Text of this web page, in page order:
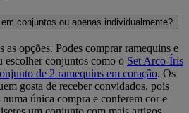
conjuntos ou apenas individualmente?
as opções. Podes comprar ramequins e
conjuntos como o Set Arco-Íris
de 2 ramequins em coração. Os
gosta de receber convidados, pois
única compra e conferem cor e